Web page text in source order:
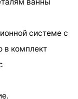
системе с
в комплект